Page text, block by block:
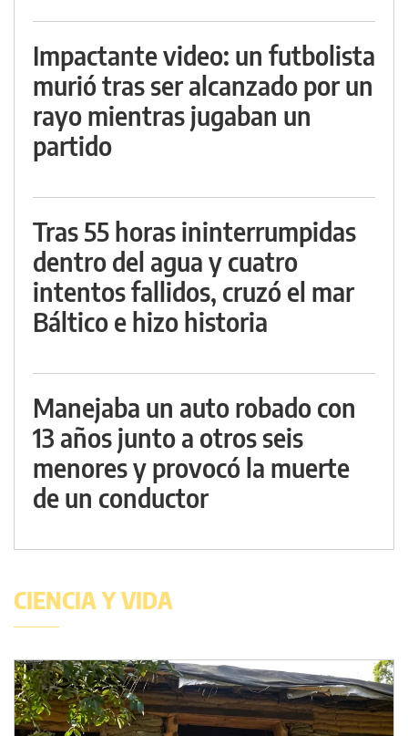
Impactante video: un futbolista
murió tras ser alcanzado por un
rayo mientras jugaban un
partido
Tras 55 horas ininterrumpidas
dentro del agua y cuatro
intentos fallidos, cruzó el mar
Báltico e hizo historia
Manejaba un auto robado con
13 años junto a otros seis
menores y provocó la muerte
de un conductor
CIENCIA Y VIDA